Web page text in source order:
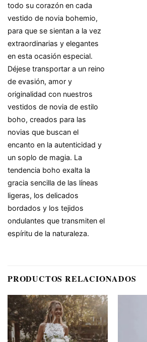
todo su corazón en cada
vestido de novia bohemio,
para que se sientan a la vez
extraordinarias y elegantes
en esta ocasión especial.
Déjese transportar a un reino
de evasión, amor y
originalidad con nuestros
vestidos de novia de estilo
boho, creados para las
novias que buscan el
encanto en la autenticidad y
un soplo de magia. La
tendencia boho exalta la
gracia sencilla de las líneas
ligeras, los delicados
bordados y los tejidos
ondulantes que transmiten el
espíritu de la naturaleza.
PRODUCTOS RELACIONADOS